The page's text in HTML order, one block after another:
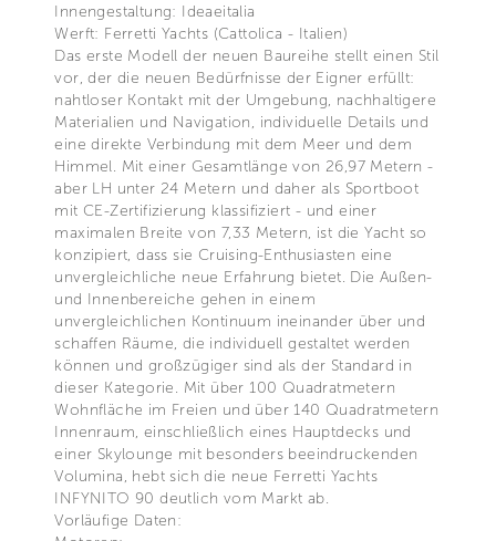
Innengestaltung: Ideaeitalia
Werft: Ferretti Yachts (Cattolica - Italien)
Das erste Modell der neuen Baureihe stellt einen Stil
vor, der die neuen Bedürfnisse der Eigner erfüllt:
nahtloser Kontakt mit der Umgebung, nachhaltigere
Materialien und Navigation, individuelle Details und
eine direkte Verbindung mit dem Meer und dem
Himmel. Mit einer Gesamtlänge von 26,97 Metern -
aber LH unter 24 Metern und daher als Sportboot
mit CE-Zertifizierung klassifiziert - und einer
maximalen Breite von 7,33 Metern, ist die Yacht so
konzipiert, dass sie Cruising-Enthusiasten eine
unvergleichliche neue Erfahrung bietet. Die Außen-
und Innenbereiche gehen in einem
unvergleichlichen Kontinuum ineinander über und
schaffen Räume, die individuell gestaltet werden
können und großzügiger sind als der Standard in
dieser Kategorie. Mit über 100 Quadratmetern
Wohnfläche im Freien und über 140 Quadratmetern
Innenraum, einschließlich eines Hauptdecks und
einer Skylounge mit besonders beeindruckenden
Volumina, hebt sich die neue Ferretti Yachts
INFYNITO 90 deutlich vom Markt ab.
Vorläufige Daten: